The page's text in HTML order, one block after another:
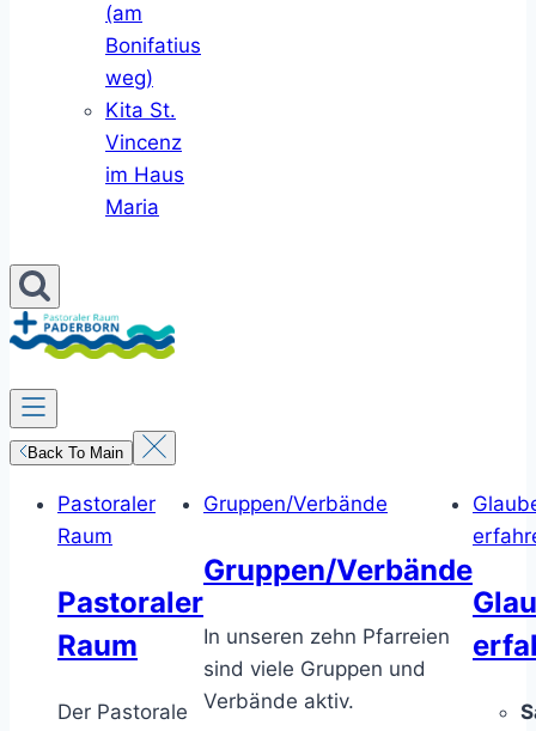
(am
Bonifatius
weg)
Kita St.
Vincenz
im Haus
Maria
Back To Main
Pastoraler
Raum
Pastoraler
Raum
Der Pastorale
Gruppen/Verbände
Gruppen/Verbände
In unseren zehn Pfarreien
sind viele Gruppen und
Verbände aktiv.